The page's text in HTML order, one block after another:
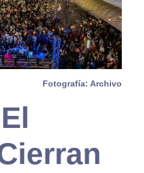
Fotografía: Archivo